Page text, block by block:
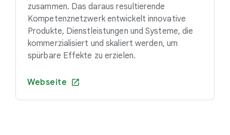
zusammen. Das daraus resultierende
Kompetenznetzwerk entwickelt innovative
Produkte, Dienstleistungen und Systeme, die
kommerzialisiert und skaliert werden, um
spürbare Effekte zu erzielen.
Webseite